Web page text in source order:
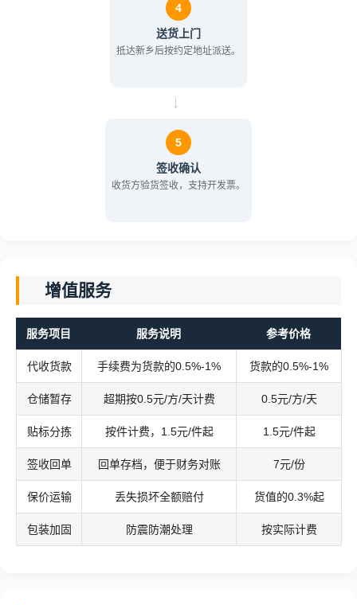
4
送货上门
抵达新乡后按约定地址派送。
→
5
签收确认
收货方验货签收，支持开发票。
增值服务
服务项目 服务说明 参考价格
代收货款 手续费为货款的0.5%-1% 货款的0.5%-1%
仓储暂存 超期按0.5元/方/天计费 0.5元/方/天
贴标分拣 按件计费，1.5元/件起 1.5元/件起
签收回单 回单存档，便于财务对账 7元/份
保价运输 丢失损坏全额赔付 货值的0.3%起
包装加固 防震防潮处理 按实际计费